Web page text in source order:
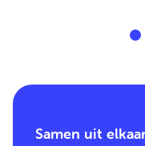
Samen uit